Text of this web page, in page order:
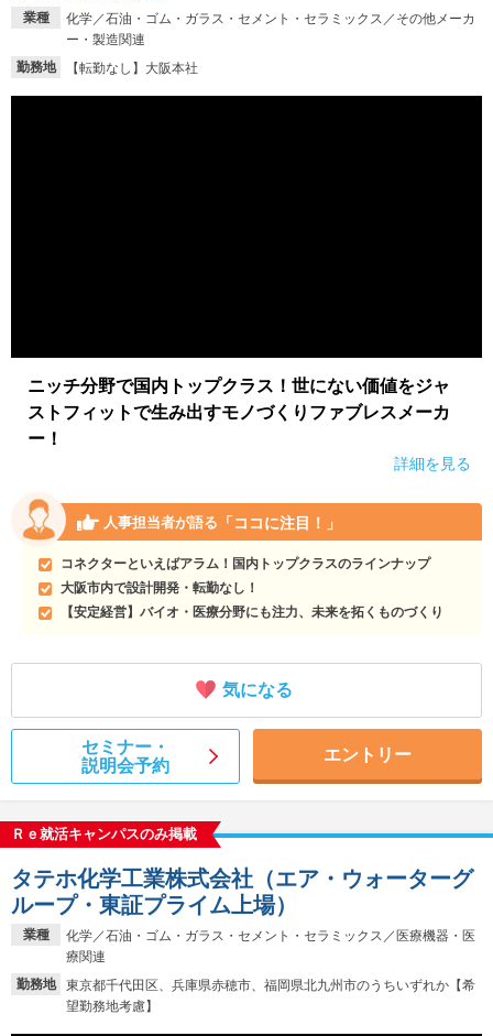
業種
化学／石油・ゴム・ガラス・セメント・セラミックス／その他メーカ
ー・製造関連
勤務地
【転勤なし】大阪本社
ニッチ分野で国内トップクラス！世にない価値をジャ
ストフィットで生み出すモノづくりファブレスメーカ
ー！
詳細を見る
人事担当者が語る 「ココに注目！」
コネクターといえばアラム！国内トップクラスのラインナップ
大阪市内で設計開発・転勤なし！
【安定経営】バイオ・医療分野にも注力、未来を拓くものづくり
気になる
セミナー・
説明会予約
エントリー
Ｒｅ就活キャンパスのみ掲載
業種
化学／石油・ゴム・ガラス・セメント・セラミックス／医療機器・医
療関連
勤務地
東京都千代田区、兵庫県赤穂市、福岡県北九州市のうちいずれか【希
望勤務地考慮】
タテホ化学工業株式会社（エア・ウォーターグ
ループ・東証プライム上場）